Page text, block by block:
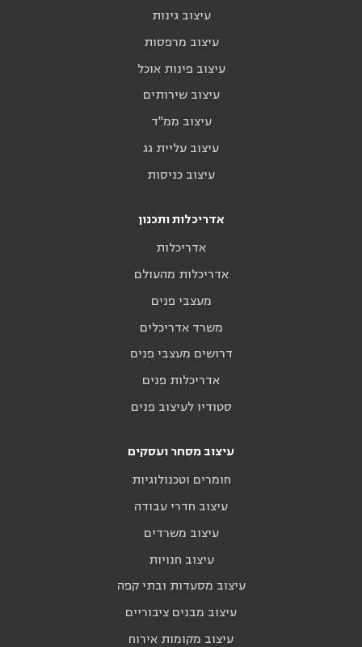
עיצוב גינות
עיצוב מרפסות
עיצוב פינות אוכל
עיצוב שירותים
עיצוב ממ"ד
עיצוב עליית גג
עיצוב כניסות
אדריכלות ותכנון
אדריכלות
אדריכלות מהעולם
מעצבי פנים
משרד אדריכלים
דרושים מעצבי פנים
אדריכלות פנים
סטודיו לעיצוב פנים
עיצוב מסחר ועסקים
חומרים וטכנולוגיות
עיצוב חדרי עבודה
עיצוב משרדים
עיצוב חנויות
עיצוב מסעדות ובתי קפה
עיצוב מבנים ציבוריים
עיצוב מקומות אירוח